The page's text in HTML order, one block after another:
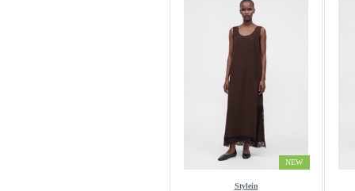
NEW
Stylein